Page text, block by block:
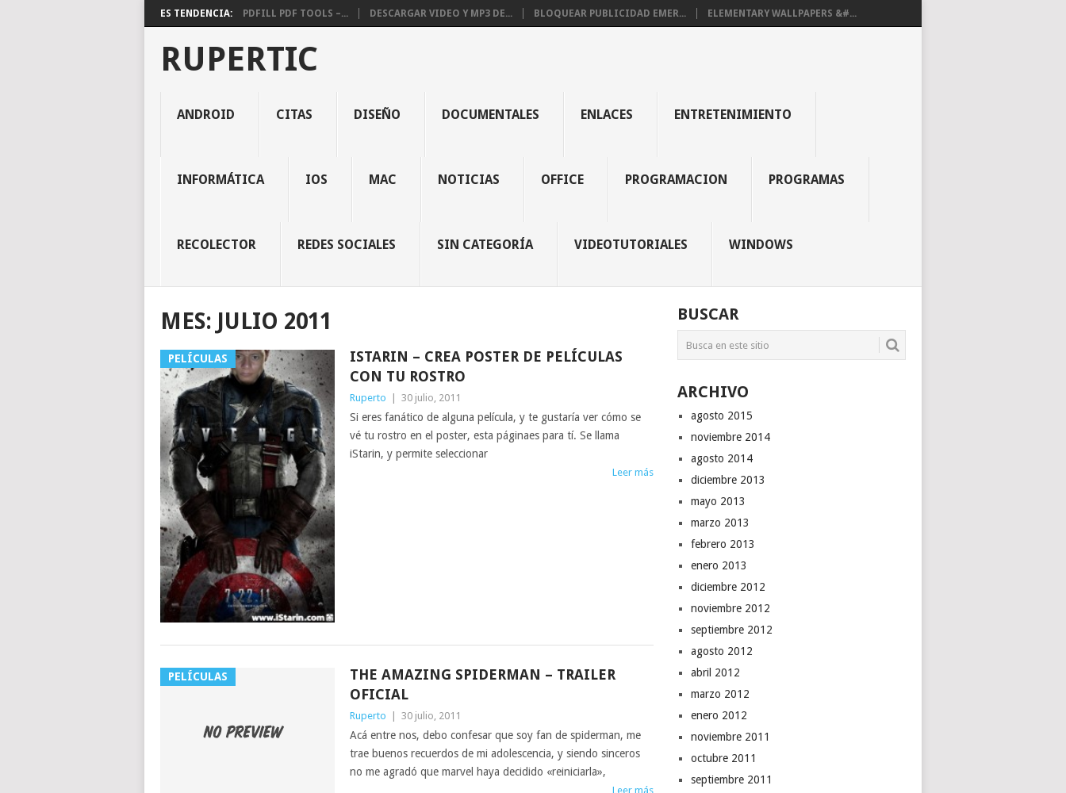
ES TENDENCIA: PDFILL PDF TOOLS –... DESCARGAR VIDEO Y MP3 DE... BLOQUEAR PUBLICIDAD EMER... ELEMENTARY WALLPAPERS &#...
RUPERTIC
ANDROID CITAS DISEÑO DOCUMENTALES ENLACES ENTRETENIMIENTO
INFORMÁTICA IOS MAC NOTICIAS OFFICE PROGRAMACION PROGRAMAS
RECOLECTOR REDES SOCIALES SIN CATEGORÍA VIDEOTUTORIALES WINDOWS
MES: JULIO 2011
PELÍCULAS
ISTARIN – CREA POSTER DE PELÍCULAS
CON TU ROSTRO
Ruperto 30 julio, 2011
Si eres fanático de alguna película, y te gustaría ver cómo se
vé tu rostro en el poster, esta páginaes para tí. Se llama
iStarin, y permite seleccionar
Leer más
PELÍCULAS
THE AMAZING SPIDERMAN – TRAILER
OFICIAL
Ruperto 30 julio, 2011
Acá entre nos, debo confesar que soy fan de spiderman, me
trae buenos recuerdos de mi adolescencia, y siendo sinceros
no me agradó que marvel haya decidido «reiniciarla»,
Leer más
BUSCAR
ARCHIVO
agosto 2015
noviembre 2014
agosto 2014
diciembre 2013
mayo 2013
marzo 2013
febrero 2013
enero 2013
diciembre 2012
noviembre 2012
septiembre 2012
agosto 2012
abril 2012
marzo 2012
enero 2012
noviembre 2011
octubre 2011
septiembre 2011